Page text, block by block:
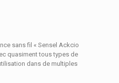
sans fil « Sensel Ackcio
quasiment tous types de
dans de multiples